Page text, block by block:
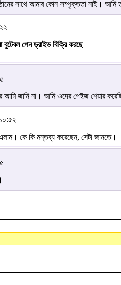
সাথে আমার কোন সম্পৃক্ততা নাই। আমি
বুটেবল পেন ড্রাইভ বিক্রি করছে
আমি জানি না। আমি ওদের পেইজ শেয়ার
কে কি মন্তব্য করেছেন, সেটা জানতে।